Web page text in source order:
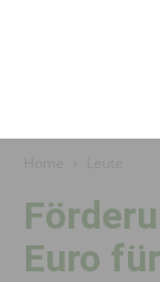
Euro